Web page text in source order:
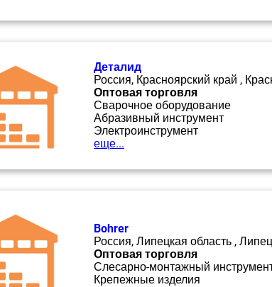
Деталид
Россия, Красноярский край ,
Оптовая торговля
Сварочное оборудование
Абразивный инструмент
Электроинструмент
еще...
Bohrer
Россия, Липецкая область ,
Оптовая торговля
Слесарно-монтажный
Крепежные изделия